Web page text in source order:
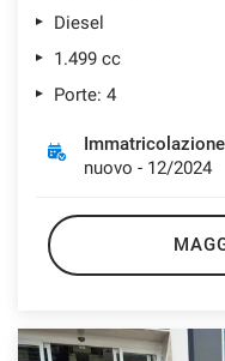
Diesel
1.499 cc
Porte: 4
Immatricolazione
nuovo - 12/2024